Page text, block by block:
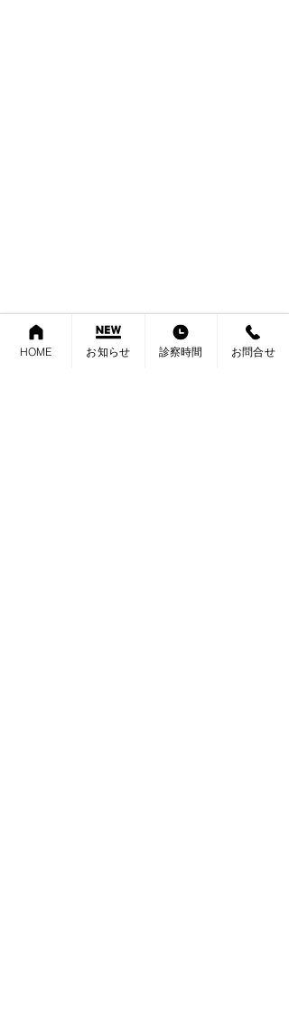
娘は、ケーキをメッセージ付きの箱に入れて
プレゼントしてくれました～
HOME お知らせ 診察時間 お問合せ